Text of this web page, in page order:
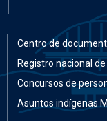
Centro de
Registro nacional
Concursos de
Asuntos indígenas